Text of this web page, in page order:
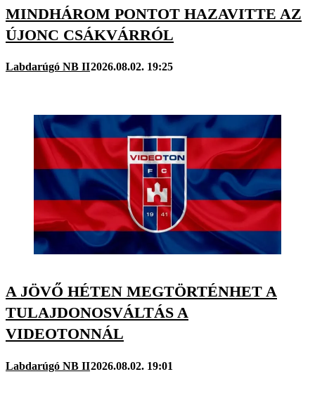
MINDHÁROM PONTOT HAZAVITTE AZ
ÚJONC CSÁKVÁRRÓL
Labdarúgó NB II2026.08.02. 19:25
A JÖVŐ HÉTEN MEGTÖRTÉNHET A
TULAJDONOSVÁLTÁS A
VIDEOTONNÁL
Labdarúgó NB II2026.08.02. 19:01